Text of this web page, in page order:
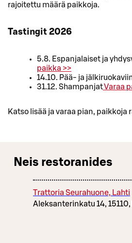
rajoitettu määrä paikkoja.
Tastingit 2026
5.8. Espanjalaiset ja
paikka >>
14.10. Pää- ja
31.12. ShampanjatVaraa
Katso lisää ja varaa pian, paikkoja
Neis restoranides
Trattoria Seurahuone, Lahti
Aleksanterinkatu 14, 15110,